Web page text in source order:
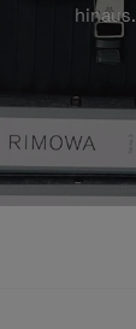
hinaus.